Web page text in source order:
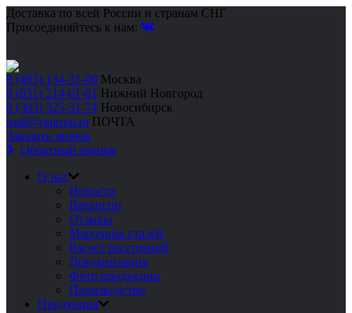
Доставка по всей России и странам СНГ
Присоединяйтесь к нам:
8 (495) 134-31-00 Москва
8 (831) 214-01-01 Нижний Новгород
8 (383) 325-31-74 Новосибирск
mail@rgprom.ru ПОЧТА
Заказать звонок
Обратный звонок
О нас
Новости
Вакансии
Отзывы
Марочник сталей
Расчет расстояний
Документация
Фото продукции
Производство
Продукция